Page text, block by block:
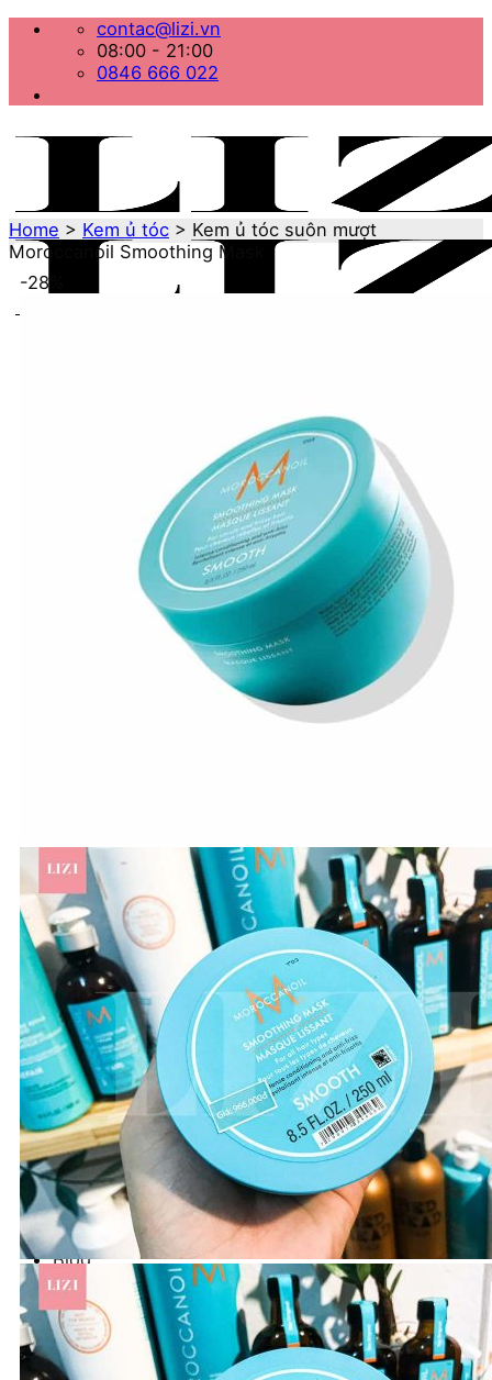
dung
contac@lizi.vn
08:00 - 21:00
0846 666 022
Biotin Collagen
Davines
M - N
Macadamia
Moroccanoil
Mydentity
Nashi
Number Three - 003
O - Z
Olaplex
Orzen
Sasaba
TIGI
Weilaiya
Siêu Sale cuối năm
Giới thiệu
Liên Hệ
Blog
Review
Tin sản phẩm
Kiến thức chăm sóc tóc
Tìm
kiếm:
Home > Kem ủ tóc > Kem ủ tóc suôn mượt
Moroccanoil Smoothing Mask
-28%